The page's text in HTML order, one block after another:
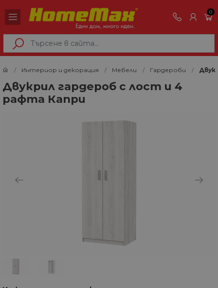
0
Интериор и декорация Мебели Гардероби
Двукрил гардероб с лост и 4
рафта Капри